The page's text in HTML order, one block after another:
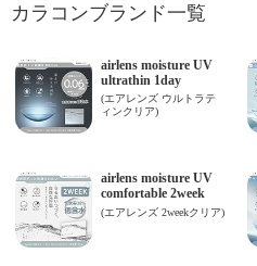
カラコンブランド一覧